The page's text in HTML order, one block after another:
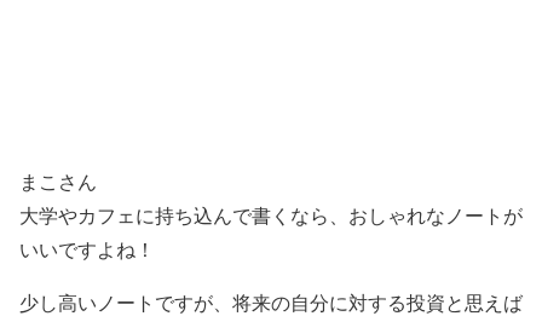
まこさん
大学やカフェに持ち込んで書くなら、おしゃれなノートが
いいですよね！
少し高いノートですが、将来の自分に対する投資と思えば